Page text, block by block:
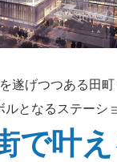
遂げつつある田町
ルとなる ステーシ
で叶え